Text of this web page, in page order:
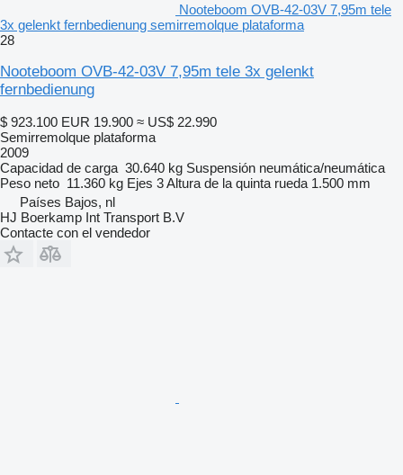
Nooteboom OVB-42-03V 7,95m tele
3x gelenkt fernbedienung semirremolque plataforma
28
Nooteboom OVB-42-03V 7,95m tele 3x gelenkt
fernbedienung
$ 923.100 EUR 19.900 ≈ US$ 22.990
Semirremolque plataforma
2009
Capacidad de carga 30.640 kg Suspensión neumática/neumática
Peso neto 11.360 kg Ejes 3Altura de la quinta rueda 1.500 mm
Países Bajos, nl
HJ Boerkamp Int Transport B.V
Contacte con el vendedor